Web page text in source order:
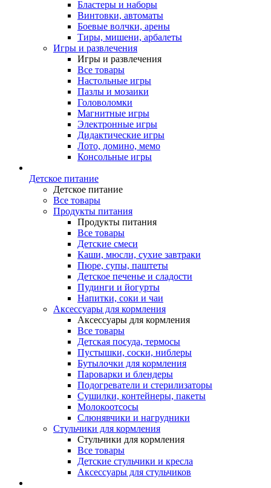
Бластеры и наборы
Винтовки, автоматы
Боевые волчки, арены
Тиры, мишени, арбалеты
Игры и развлечения
Игры и развлечения
Все товары
Настольные игры
Пазлы и мозаики
Головоломки
Магнитные игры
Электронные игры
Дидактические игры
Лото, домино, мемо
Консольные игры
Детское питание
Детское питание
Все товары
Продукты питания
Продукты питания
Все товары
Детские смеси
Каши, мюсли, сухие завтраки
Пюре, супы, паштеты
Детское печенье и сладости
Пудинги и йогурты
Напитки, соки и чаи
Аксессуары для кормления
Аксессуары для кормления
Все товары
Детская посуда, термосы
Пустышки, соски, ниблеры
Бутылочки для кормления
Пароварки и блендеры
Подогреватели и стерилизаторы
Сушилки, контейнеры, пакеты
Молокоотсосы
Слюнявчики и нагрудники
Стульчики для кормления
Стульчики для кормления
Все товары
Детские стульчики и кресла
Аксессуары для стульчиков